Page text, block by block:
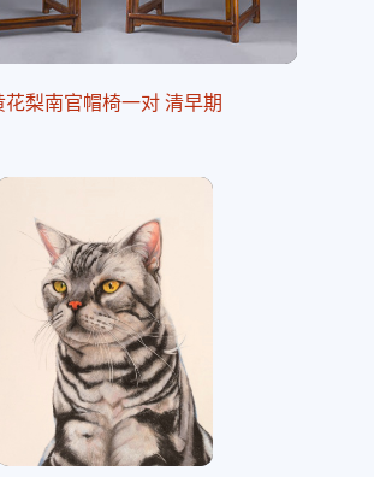
花梨南官帽椅一对 清早期